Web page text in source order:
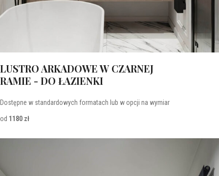
LUSTRO ARKADOWE W CZARNEJ
RAMIE - DO ŁAZIENKI
Dostępne w standardowych formatach lub w opcji na wymiar
od 1180 zł